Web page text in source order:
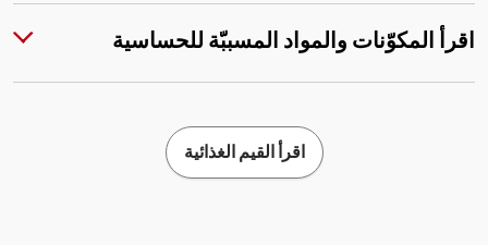
اقرأ المكوّنات والمواد المسببّة للحساسية
اقرأ القيم الغذائية